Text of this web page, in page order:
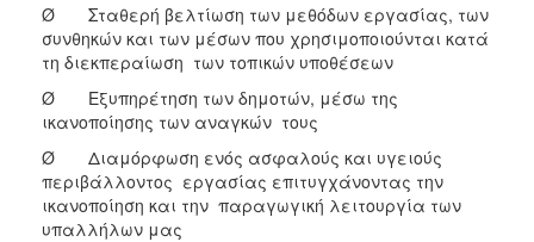
Ø Σταθερή βελτίωση των μεθόδων εργασίας, των
συνθηκών και των μέσων που χρησιμοποιούνται κατά
τη διεκπεραίωση των τοπικών υποθέσεων
Ø Εξυπηρέτηση των δημοτών, μέσω της
ικανοποίησης των αναγκών τους
Ø Διαμόρφωση ενός ασφαλούς και υγειούς
περιβάλλοντος εργασίας επιτυγχάνοντας την
ικανοποίηση και την παραγωγική λειτουργία των
υπαλλήλων μας